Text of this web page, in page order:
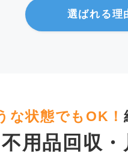
選ばれる理
な状態でもOK！
不用品回収